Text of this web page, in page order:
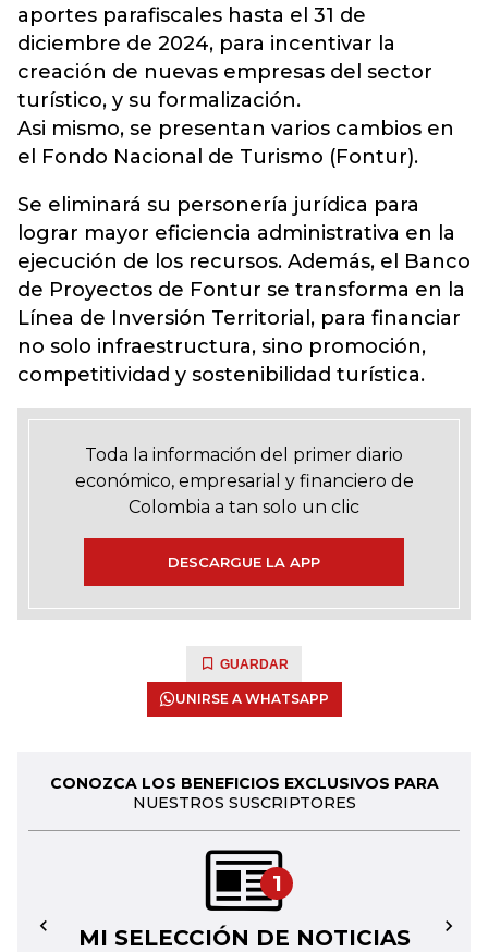
aportes parafiscales hasta el 31 de
diciembre de 2024, para incentivar la
creación de nuevas empresas del sector
turístico, y su formalización.
Asi mismo, se presentan varios cambios en
el Fondo Nacional de Turismo (Fontur).
Se eliminará su personería jurídica para
lograr mayor eficiencia administrativa en la
ejecución de los recursos. Además, el Banco
de Proyectos de Fontur se transforma en la
Línea de Inversión Territorial, para financiar
no solo infraestructura, sino promoción,
competitividad y sostenibilidad turística.
Toda la información del primer diario
económico, empresarial y financiero de
Colombia a tan solo un clic
DESCARGUE LA APP
GUARDAR
UNIRSE A WHATSAPP
CONOZCA LOS BENEFICIOS EXCLUSIVOS PARA
NUESTROS SUSCRIPTORES
1
MI SELECCIÓN DE NOTICIAS
← →